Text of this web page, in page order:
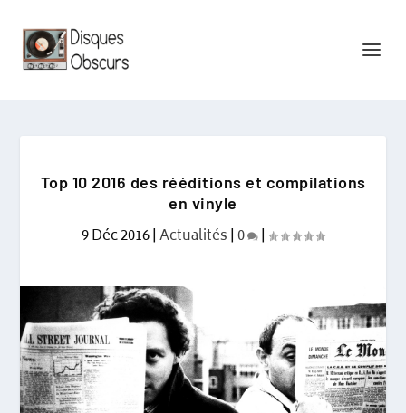
Top 10 2016 des rééditions et compilations
en vinyle
9 Déc 2016|Actualités|0 |